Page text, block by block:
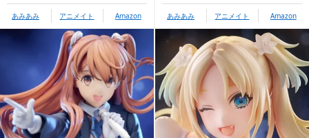
あみあみ アニメイト Amazon あみあみ アニメイト Amazon